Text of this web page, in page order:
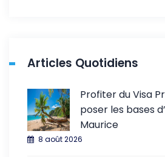
Articles Quotidiens
Profiter du Visa
poser les bases
Maurice
8 août 2026